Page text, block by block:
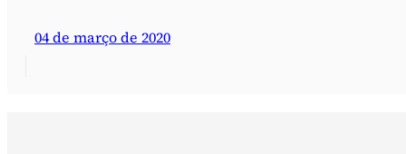
04 de março de 2020